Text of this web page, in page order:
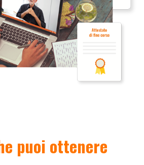
puoi ottenere